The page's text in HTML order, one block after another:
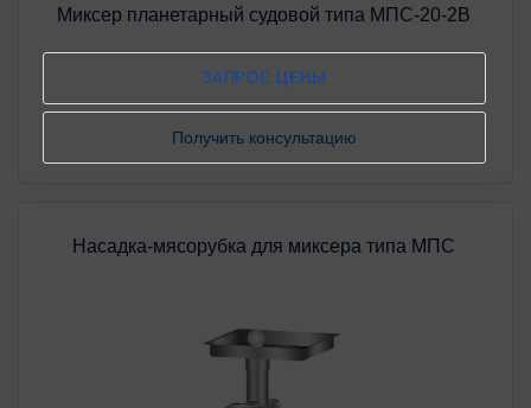
Миксер планетарный судовой типа МПС-20-2В
ЗАПРОС ЦЕНЫ
Получить консультацию
Насадка-мясорубка для миксера типа МПС